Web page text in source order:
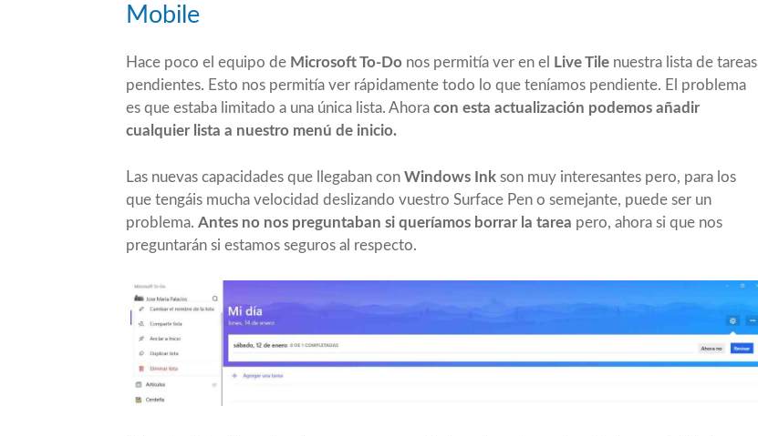
Mobile
Hace poco el equipo de Microsoft To-Do nos permitía ver en el Live Tile nuestra lista de tareas
pendientes. Esto nos permitía ver rápidamente todo lo que teníamos pendiente. El problema
es que estaba limitado a una única lista. Ahora con esta actualización podemos añadir
cualquier lista a nuestro menú de inicio.
Las nuevas capacidades que llegaban con Windows Ink son muy interesantes pero, para los
que tengáis mucha velocidad deslizando vuestro Surface Pen o semejante, puede ser un
problema. Antes no nos preguntaban si queríamos borrar la tarea pero, ahora si que nos
preguntarán si estamos seguros al respecto.